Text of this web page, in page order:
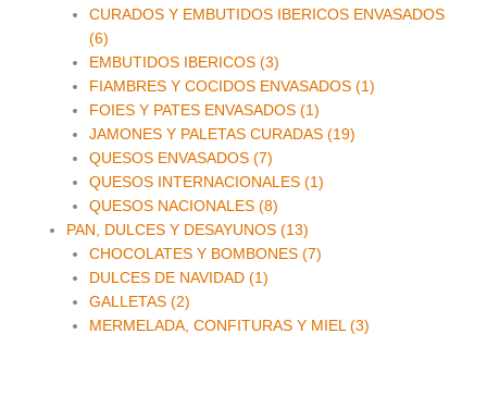
CURADOS Y EMBUTIDOS IBERICOS ENVASADOS
(6)
EMBUTIDOS IBERICOS (3)
FIAMBRES Y COCIDOS ENVASADOS (1)
FOIES Y PATES ENVASADOS (1)
JAMONES Y PALETAS CURADAS (19)
QUESOS ENVASADOS (7)
QUESOS INTERNACIONALES (1)
QUESOS NACIONALES (8)
PAN, DULCES Y DESAYUNOS (13)
CHOCOLATES Y BOMBONES (7)
DULCES DE NAVIDAD (1)
GALLETAS (2)
MERMELADA, CONFITURAS Y MIEL (3)